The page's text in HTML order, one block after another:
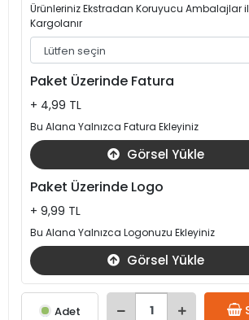
Ürünleriniz Ekstradan Koruyucu Ambalajlar
Kargolanır
Paket Üzerinde Fatura
+ 4,99 TL
Bu Alana Yalnızca Fatura Ekleyiniz
Görsel Yükle
Paket Üzerinde Logo
+ 9,99 TL
Bu Alana Yalnızca Logonuzu Ekleyiniz
Görsel Yükle
Adet